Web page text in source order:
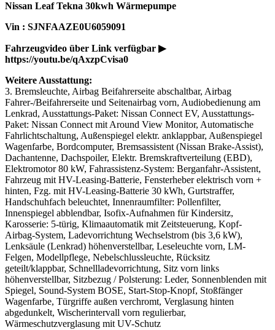
Nissan Leaf Tekna 30kwh Wärmepumpe
Vin : SJNFAAZE0U6059091
Fahrzeugvideo über Link verfügbar ▶
https://youtu.be/qAxzpCvisa0
Weitere Ausstattung:
3. Bremsleuchte, Airbag Beifahrerseite abschaltbar, Airbag
Fahrer-/Beifahrerseite und Seitenairbag vorn, Audiobedienung am
Lenkrad, Ausstattungs-Paket: Nissan Connect EV, Ausstattungs-
Paket: Nissan Connect mit Around View Monitor, Automatische
Fahrlichtschaltung, Außenspiegel elektr. anklappbar, Außenspiegel
Wagenfarbe, Bordcomputer, Bremsassistent (Nissan Brake-Assist),
Dachantenne, Dachspoiler, Elektr. Bremskraftverteilung (EBD),
Elektromotor 80 kW, Fahrassistenz-System: Berganfahr-Assistent,
Fahrzeug mit HV-Leasing-Batterie, Fensterheber elektrisch vorn +
hinten, Fzg. mit HV-Leasing-Batterie 30 kWh, Gurtstraffer,
Handschuhfach beleuchtet, Innenraumfilter: Pollenfilter,
Innenspiegel abblendbar, Isofix-Aufnahmen für Kindersitz,
Karosserie: 5-türig, Klimaautomatik mit Zeitsteuerung, Kopf-
Airbag-System, Ladevorrichtung Wechselstrom (bis 3,6 kW),
Lenksäule (Lenkrad) höhenverstellbar, Leseleuchte vorn, LM-
Felgen, Modellpflege, Nebelschlussleuchte, Rücksitz
geteilt/klappbar, Schnellladevorrichtung, Sitz vorn links
höhenverstellbar, Sitzbezug / Polsterung: Leder, Sonnenblenden mit
Spiegel, Sound-System BOSE, Start-Stop-Knopf, Stoßfänger
Wagenfarbe, Türgriffe außen verchromt, Verglasung hinten
abgedunkelt, Wischerintervall vorn regulierbar,
Wärmeschutzverglasung mit UV-Schutz